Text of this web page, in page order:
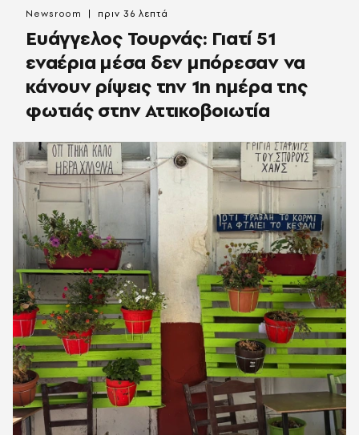
Ευάγγελος Τουρνάς: Γιατί 51
εναέρια μέσα δεν μπόρεσαν να
κάνουν ρίψεις την 1η ημέρα της
φωτιάς στην Αττικοβοιωτία
Newsroom πριν 36 λεπτά